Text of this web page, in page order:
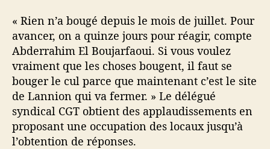
« Rien n’a bougé depuis le mois de juillet. Pour
avancer, on a quinze jours pour réagir, compte
Abderrahim El Boujarfaoui. Si vous voulez
vraiment que les choses bougent, il faut se
bouger le cul parce que maintenant c’est le site
de Lannion qui va fermer. » Le délégué
syndical CGT obtient des applaudissements en
proposant une occupation des locaux jusqu’à
l’obtention de réponses.